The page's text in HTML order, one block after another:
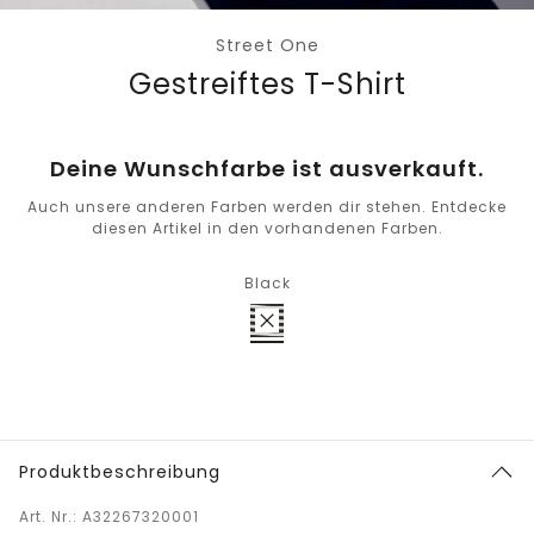
Street One
Gestreiftes T-Shirt
Deine Wunschfarbe ist ausverkauft.
Auch unsere anderen Farben werden dir stehen. Entdecke
diesen Artikel in den vorhandenen Farben.
Black
Produktbeschreibung
Art. Nr.: A32267320001